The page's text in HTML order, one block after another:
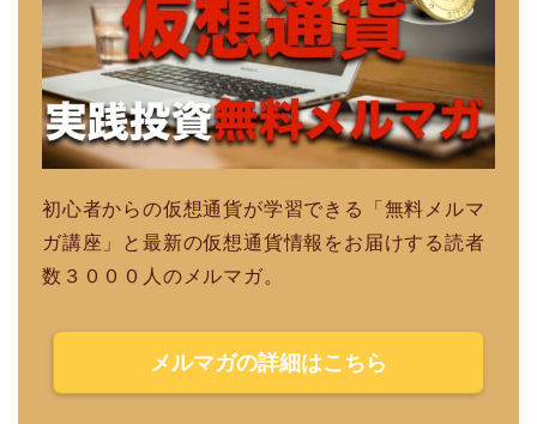
初心者からの仮想通貨が学習できる「無料メルマ
ガ講座」と最新の仮想通貨情報をお届けする読者
数３０００人のメルマガ。
メルマガの詳細はこちら